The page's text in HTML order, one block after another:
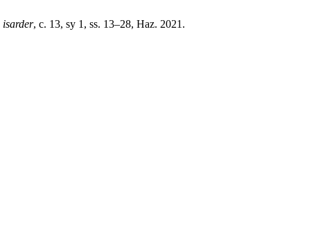
isarder, c. 13, sy 1, ss. 13–28, Haz. 2021.